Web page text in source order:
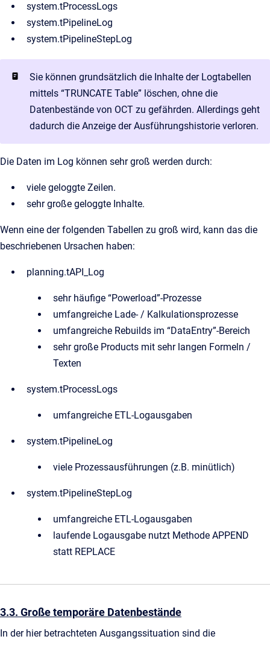
system.tProcessLogs
system.tPipelineLog
system.tPipelineStepLog
Sie können grundsätzlich die Inhalte der Logtabellen
mittels “TRUNCATE Table” löschen, ohne die
Datenbestände von OCT zu gefährden. Allerdings geht
dadurch die Anzeige der Ausführungshistorie verloren.
Die Daten im Log können sehr groß werden durch:
viele geloggte Zeilen.
sehr große geloggte Inhalte.
Wenn eine der folgenden Tabellen zu groß wird, kann das die
beschriebenen Ursachen haben:
planning.tAPI_Log
sehr häufige “Powerload”-Prozesse
umfangreiche Lade- / Kalkulationsprozesse
umfangreiche Rebuilds im “DataEntry”-Bereich
sehr große Products mit sehr langen Formeln /
Texten
system.tProcessLogs
umfangreiche ETL-Logausgaben
system.tPipelineLog
viele Prozessausführungen (z.B. minütlich)
system.tPipelineStepLog
umfangreiche ETL-Logausgaben
laufende Logausgabe nutzt Methode APPEND
statt REPLACE
3.3. Große temporäre Datenbestände
In der hier betrachteten Ausgangssituation sind die